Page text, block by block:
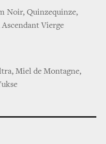
Noir, Quinzequinze,
Vierge
Miel de Montagne,